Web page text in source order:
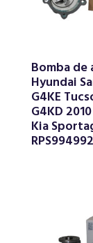
Bomba de
Hyundai
G4KE
G4KD
Kia